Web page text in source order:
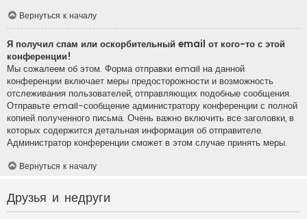
Вернуться к началу
Я получил спам или оскорбительный email от кого-то с этой
конференции!
Мы сожалеем об этом. Форма отправки email на данной
конференции включает меры предосторожности и возможность
отслеживания пользователей, отправляющих подобные сообщения.
Отправьте email-сообщение администратору конференции с полной
копией полученного письма. Очень важно включить все заголовки, в
которых содержится детальная информация об отправителе.
Администратор конференции сможет в этом случае принять меры.
Вернуться к началу
Друзья и недруги